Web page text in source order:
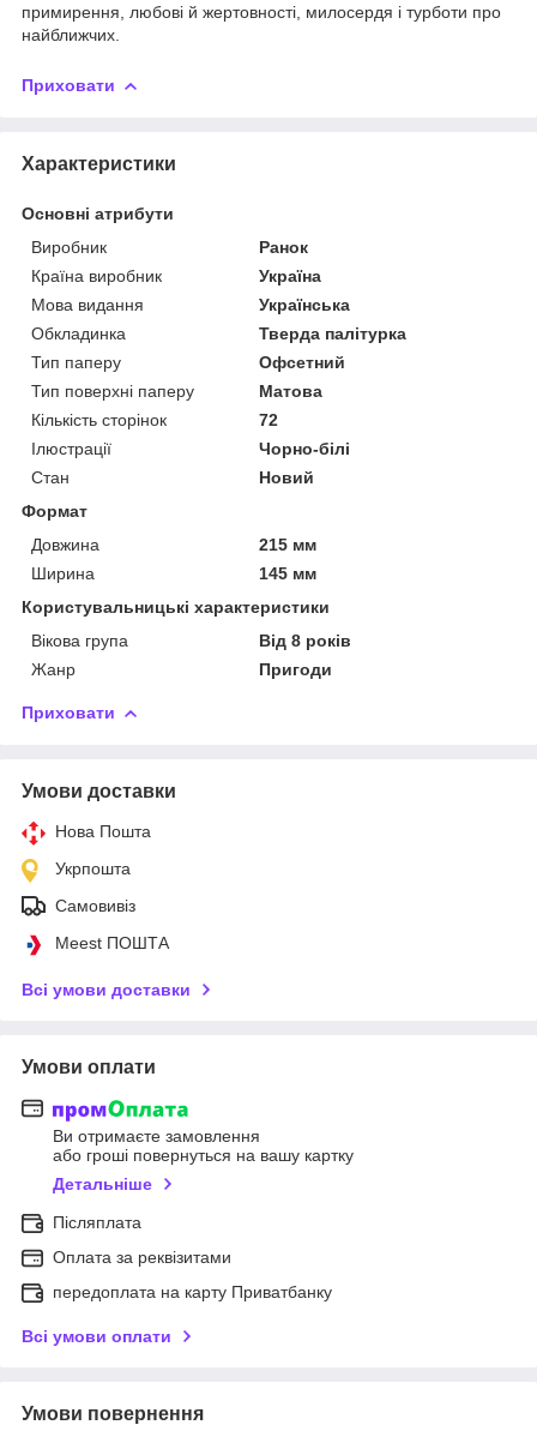
примирення, любові й жертовності, милосердя і турботи про
найближчих.
Приховати
Характеристики
Основні атрибути
Виробник
Ранок
Країна виробник
Україна
Мова видання
Українська
Обкладинка
Тверда палітурка
Тип паперу
Офсетний
Тип поверхні паперу
Матова
Кількість сторінок
72
Ілюстрації
Чорно-білі
Стан
Новий
Формат
Довжина
215 мм
Ширина
145 мм
Користувальницькі характеристики
Вікова група
Від 8 років
Жанр
Пригоди
Приховати
Умови доставки
Нова Пошта
Укрпошта
Самовивіз
Meest ПОШТА
Всі умови доставки
Умови оплати
Ви отримаєте замовлення
або гроші повернуться на вашу картку
Детальніше
Післяплата
Оплата за реквізитами
передоплата на карту Приватбанку
Всі умови оплати
Умови повернення